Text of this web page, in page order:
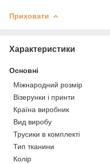
Приховати
Характеристики
Основні
Міжнародний розмір
Візерунки і принти
Країна виробник
Вид виробу
Трусики в комплекті
Тип тканини
Колір